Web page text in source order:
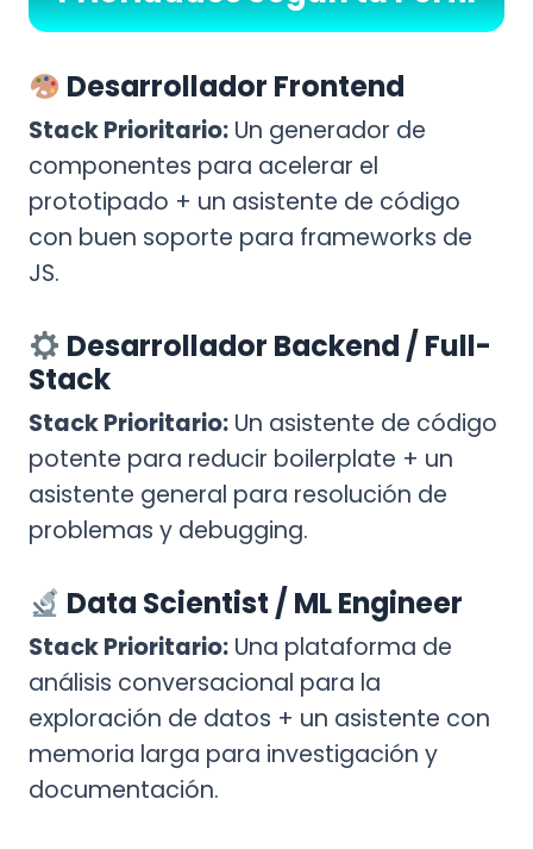
Desarrollador Frontend
Stack Prioritario: Un generador de
componentes para acelerar el
prototipado + un asistente de código
con buen soporte para frameworks de
JS.
Desarrollador Backend / Full-
Stack
Stack Prioritario: Un asistente de código
potente para reducir boilerplate + un
asistente general para resolución de
problemas y debugging.
Data Scientist / ML Engineer
Stack Prioritario: Una plataforma de
análisis conversacional para la
exploración de datos + un asistente con
memoria larga para investigación y
documentación.